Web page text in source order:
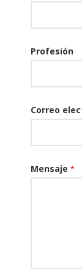
Profesión
Correo
Mensaje *